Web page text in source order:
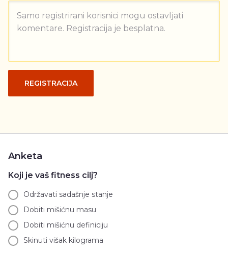
Samo registrirani korisnici mogu ostavljati
komentare. Registracija je besplatna.
REGISTRACIJA
Anketa
Koji je vaš fitness cilj?
Održavati sadašnje stanje
Dobiti mišićnu masu
Dobiti mišićnu definiciju
Skinuti višak kilograma